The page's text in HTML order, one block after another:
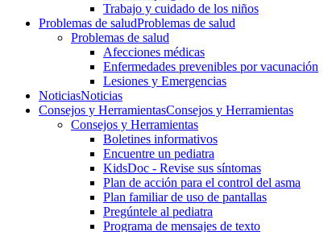
Trabajo y cuidado de los niños
Problemas de saludProblemas de salud
Problemas de salud
Afecciones médicas
Enfermedades prevenibles por vacunación
Lesiones y Emergencias
NoticiasNoticias
Consejos y HerramientasConsejos y Herramientas
Consejos y Herramientas
Boletines informativos
Encuentre un pediatra
KidsDoc - Revise sus síntomas
Plan de acción para el control del asma
Plan familiar de uso de pantallas
Pregúntele al pediatra
Programa de mensajes de texto